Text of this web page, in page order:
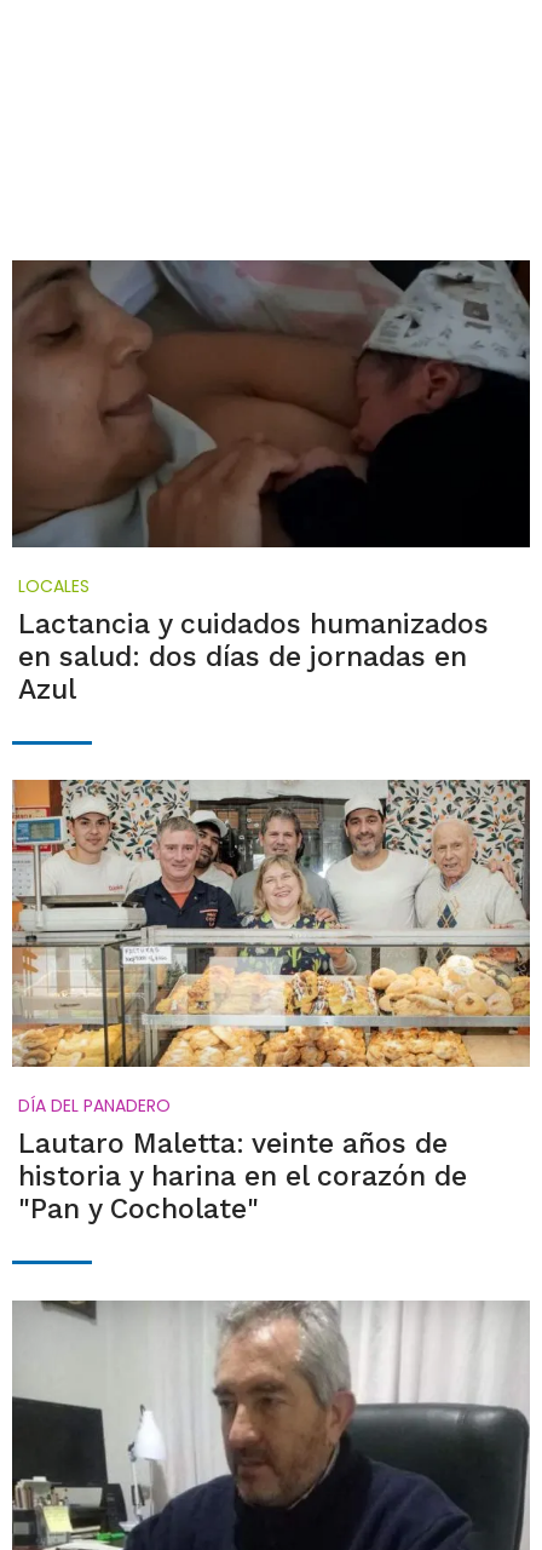
LOCALES
Lactancia y cuidados humanizados
en salud: dos días de jornadas en
Azul
DÍA DEL PANADERO
Lautaro Maletta: veinte años de
historia y harina en el corazón de
"Pan y Cocholate"